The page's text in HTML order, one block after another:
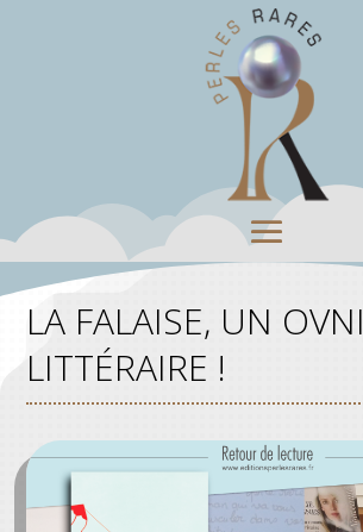
LA FALAISE, UN OVNI
LITTÉRAIRE !